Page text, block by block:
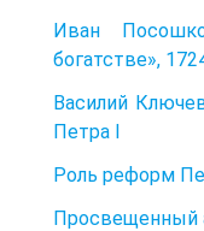
Иван
богатстве»,
Василий
Петра I
Роль реформ
Просвещенный